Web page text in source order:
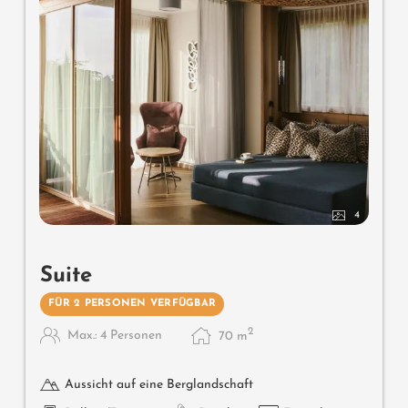
- Eichenholz-Fußboden
- getrenntes Bad und WC
- großzügige Loggia-Balkone
- 2 Flat-TVs
- Safe
- Mini-Bar mit Südtirol-Produkten
- übergroße Luxus-Betten
privater Garagenparkplatz inklusive
4
Suite
FÜR 2 PERSONEN VERFÜGBAR
Max.: 4 Personen 70 m2
Aussicht auf eine Berglandschaft